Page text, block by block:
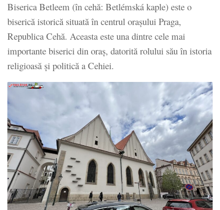
Biserica Betleem (în cehă: Betlémská kaple) este o
biserică istorică situată în centrul orașului Praga,
Republica Cehă. Aceasta este una dintre cele mai
importante biserici din oraș, datorită rolului său în istoria
religioasă și politică a Cehiei.